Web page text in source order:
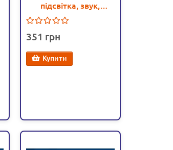
підсвітка, звук,
продукти (970)
351
Купити